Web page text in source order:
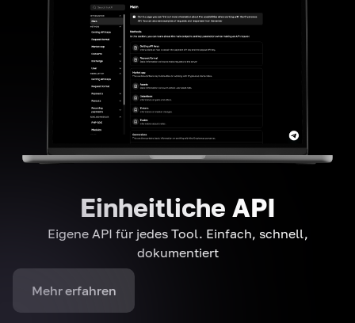
Einheitliche API
Eigene API für jedes Tool. Einfach, schnell,
dokumentiert
Mehr erfahren